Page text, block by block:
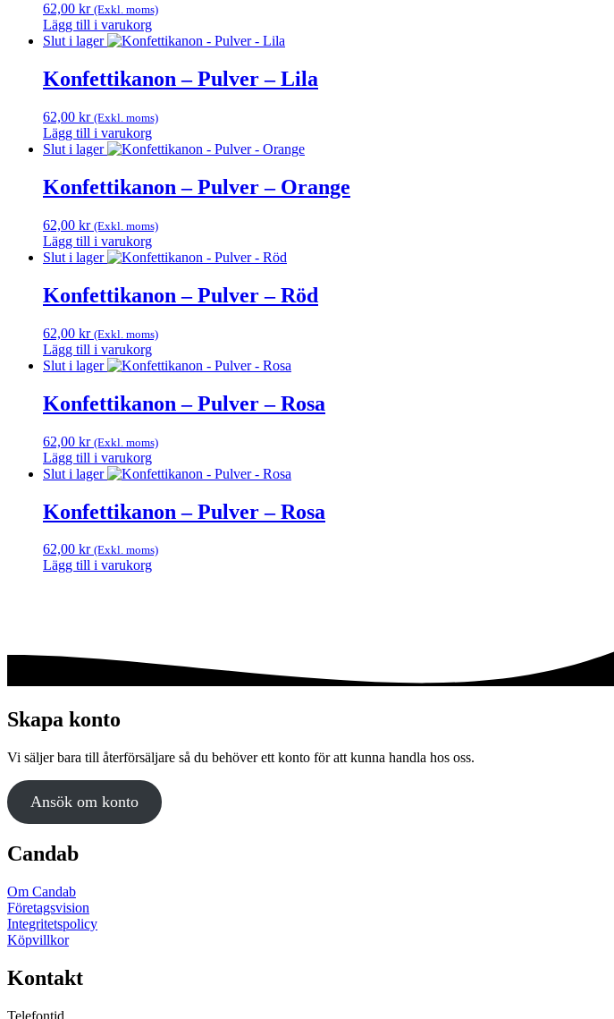
62,00 kr (Exkl. moms)
Lägg till i varukorg
Slut i lager
Konfettikanon – Pulver – Lila
62,00 kr (Exkl. moms)
Lägg till i varukorg
Slut i lager
Konfettikanon – Pulver – Orange
62,00 kr (Exkl. moms)
Lägg till i varukorg
Slut i lager
Konfettikanon – Pulver – Röd
62,00 kr (Exkl. moms)
Lägg till i varukorg
Slut i lager
Konfettikanon – Pulver – Rosa
62,00 kr (Exkl. moms)
Lägg till i varukorg
Slut i lager
Konfettikanon – Pulver – Rosa
62,00 kr (Exkl. moms)
Lägg till i varukorg
Skapa konto
Vi säljer bara till återförsäljare så du behöver ett konto för att kunna handla hos oss.
Ansök om konto
Candab
Om Candab
Företagsvision
Integritetspolicy
Köpvillkor
Kontakt
Telefontid